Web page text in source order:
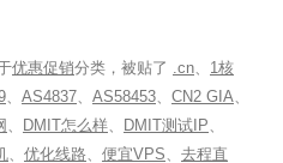
优惠促销分类，被贴了 .cn、 1核
、 AS4837、 AS58453、 CN2 GIA、
、 DMIT怎么样、 DMIT测试IP、
、 优化线路、 便宜VPS、 去程直